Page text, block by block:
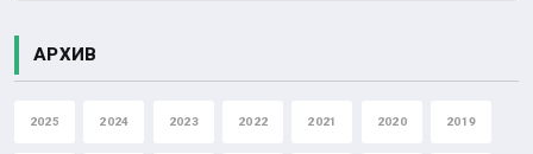
АРХИВ
2025 2024 2023 2022 2021 2020 2019